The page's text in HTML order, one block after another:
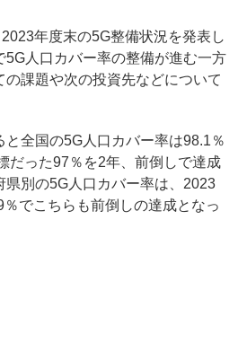
年度末の5G整備状況を発表し
5G人口カバー率の整備が進む一方
の課題や次の投資先などについて
全国の5G人口カバー率は98.1％
だった97％を2年、前倒しで達成
県別の5G人口カバー率は、2023
でこちらも前倒しの達成となっ